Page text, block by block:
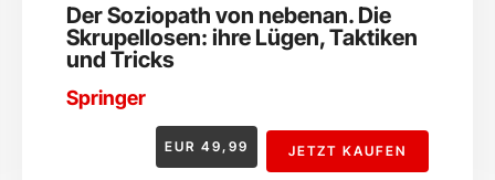
Der Soziopath von nebenan. Die
Skrupellosen: ihre Lügen, Taktiken
und Tricks
Springer
EUR 49,99 JETZT KAUFEN